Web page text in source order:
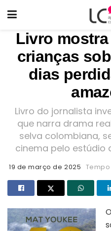
Livro
crianças
dias
Livro do jornalista
que narra drama
selva colombiana,
cinema pelo estúdio
19 de março de 2025